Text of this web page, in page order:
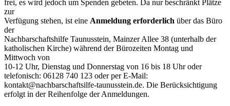
frei, es wird jedoch um Spenden gebeten. Da nur beschränkt Plätze
zur
Verfügung stehen, ist eine Anmeldung erforderlich über das Büro
der
Nachbarschaftshilfe Taunusstein, Mainzer Allee 38 (unterhalb der
katholischen Kirche) während der Bürozeiten Montag und
Mittwoch von
10-12 Uhr, Dienstag und Donnerstag von 16 bis 18 Uhr oder
telefonisch: 06128 740 123 oder per E-Mail:
kontakt@nachbarschaftsilfe-taunusstein.de. Die Berücksichtigung
erfolgt in der Reihenfolge der Anmeldungen.